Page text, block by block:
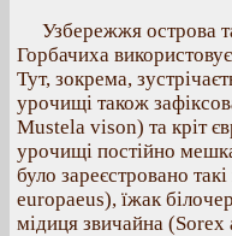
Узбережжя острова
Горбачиха
Тут, зокрема,
урочищі також
Mustela vison) та кріт
урочищі постійно
було зареєстровано
europaeus), їжак
мідиця звичайна